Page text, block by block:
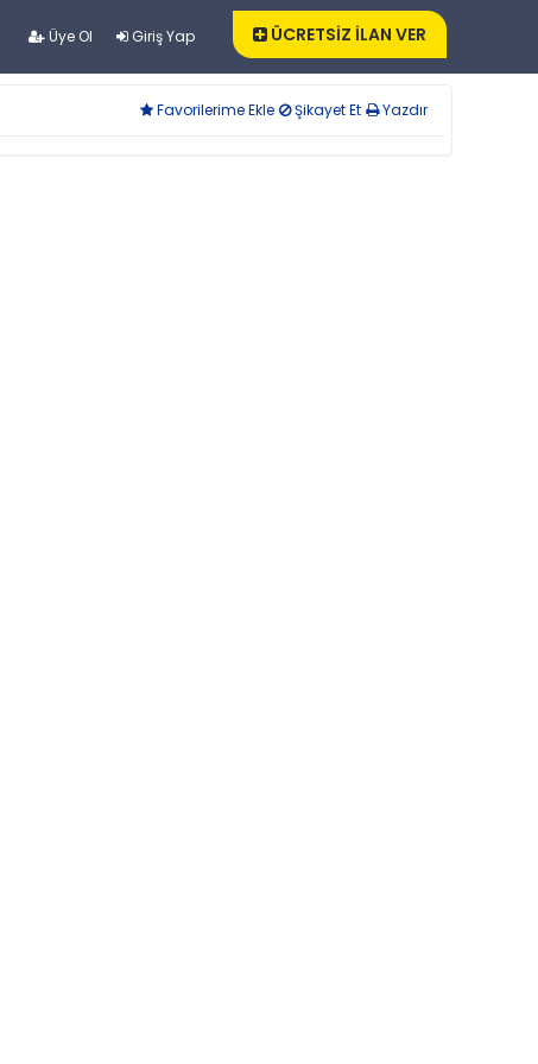
Üye Ol Giriş Yap ÜCRETSİZ İLAN VER
Favorilerime Ekle Şikayet Et Yazdır